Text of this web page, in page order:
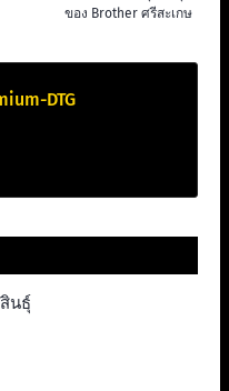
ของ Brother ศรีสะเกษ
DTG
นธุ์